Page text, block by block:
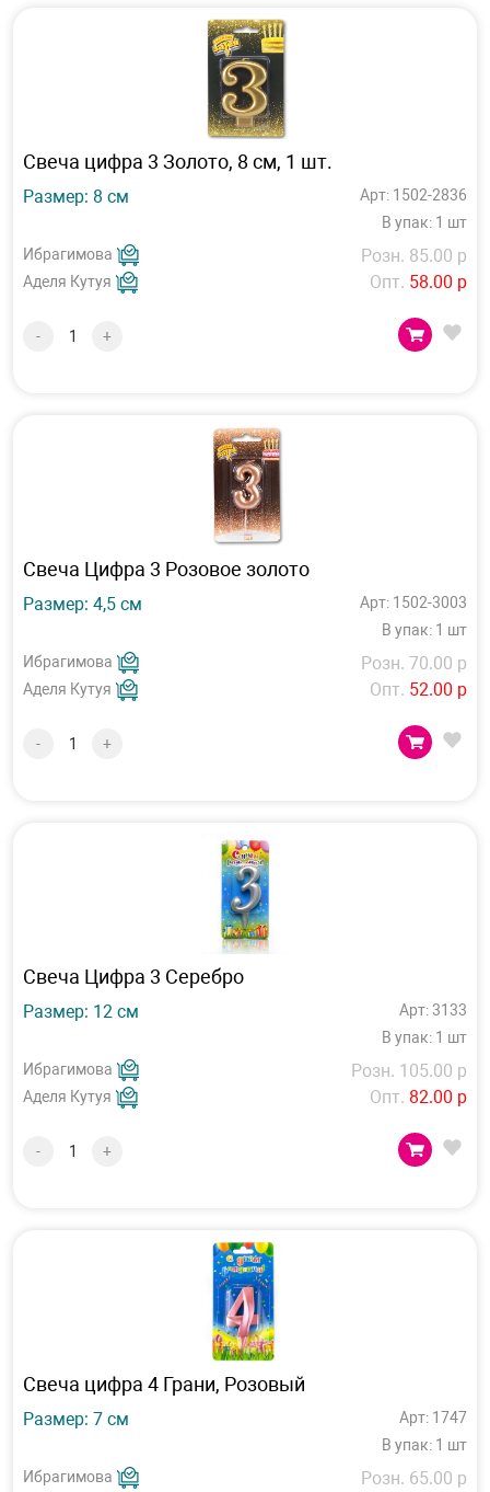
Свеча цифра 3 Золото, 8 см, 1 шт.
Размер: 8 см
Арт: 1502-2836
В упак: 1 шт
Ибрагимова
Аделя Кутуя
Розн. 85.00 р
Опт. 58.00 р
- +
Свеча Цифра 3 Розовое золото
Размер: 4,5 см
Арт: 1502-3003
В упак: 1 шт
Ибрагимова
Аделя Кутуя
Розн. 70.00 р
Опт. 52.00 р
- +
Свеча Цифра 3 Серебро
Размер: 12 см
Арт: 3133
В упак: 1 шт
Ибрагимова
Аделя Кутуя
Розн. 105.00 р
Опт. 82.00 р
- +
Свеча цифра 4 Грани, Розовый
Размер: 7 см
Арт: 1747
В упак: 1 шт
Ибрагимова
Розн. 65.00 р